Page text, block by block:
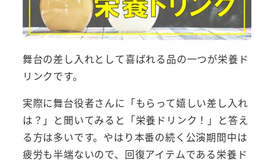
舞台の差し入れとして喜ばれる品の一つが栄養ド
リンクです。
実際に舞台役者さんに「もらって嬉しい差し入れ
は？」と聞いてみると「栄養ドリンク！」と答え
る方は多いです。やはり本番の続く公演期間中は
疲労も半端ないので、回復アイテムである栄養ド